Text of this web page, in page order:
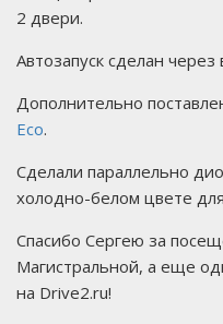
2 двери.
Автозапуск сделан
Дополнительно
Eco.
Сделали параллельно
холодно-белом цвете
Спасибо Сергею за
Магистральной, а еще
на Drive2.ru!